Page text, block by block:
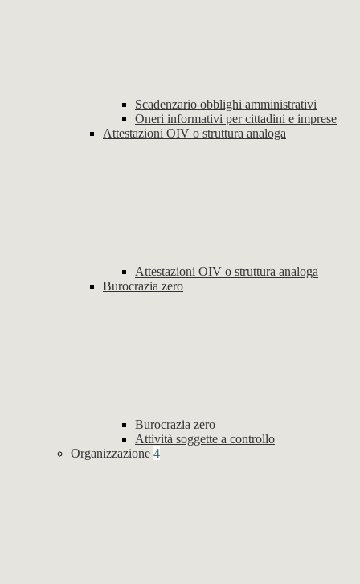
Scadenzario obblighi amministrativi
Oneri informativi per cittadini e imprese
Attestazioni OIV o struttura analoga
Attestazioni OIV o struttura analoga
Burocrazia zero
Burocrazia zero
Attività soggette a controllo
Organizzazione 4